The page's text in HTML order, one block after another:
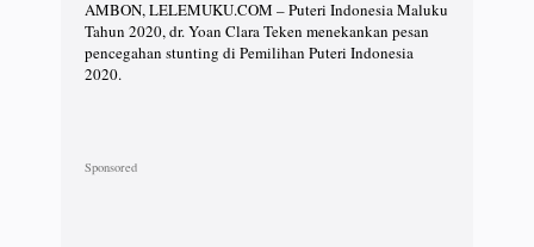
AMBON, LELEMUKU.COM – Puteri Indonesia Maluku
Tahun 2020, dr. Yoan Clara Teken menekankan pesan
pencegahan stunting di Pemilihan Puteri Indonesia
2020.